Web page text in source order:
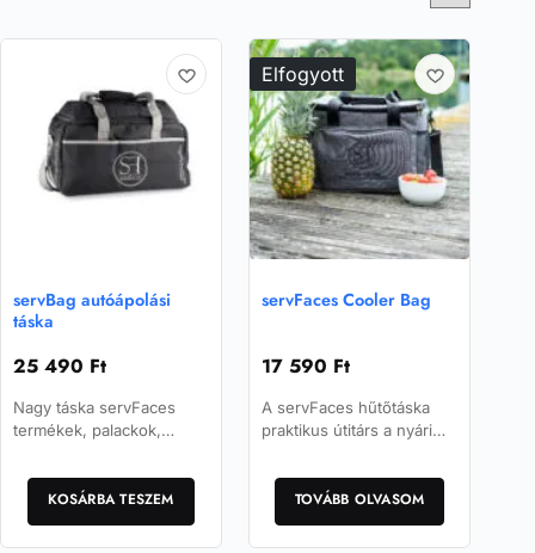
servBag autóápolási
táska
25 490 Ft
Nagy táska servFaces
termékek, palackok,
és kiegészítők tárolására
és szállítására.
KOSÁRBA TESZEM
Elfogyott
servFaces Cooler Bag
17 590 Ft
A servFaces hűtőtáska
praktikus útitárs a nyári
TOVÁBB OLVASOM